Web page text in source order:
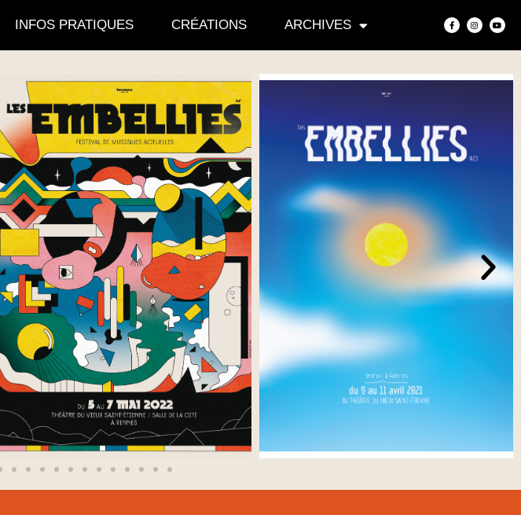
INFOS PRATIQUES CRÉATIONS ARCHIVES